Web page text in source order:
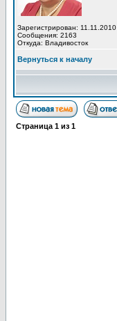
Зарегистрирован: 11.11.2010
Сообщения: 2163
Откуда: Владивосток
Вернуться к началу
Страница 1 из 1